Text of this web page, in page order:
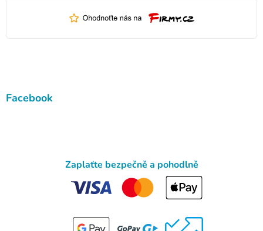
Facebook
Zaplaťte bezpečně a pohodlně